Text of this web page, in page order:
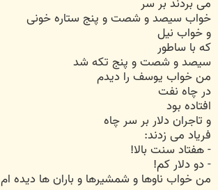
خواب سیصد و شصت و پنج ستاره خونی
و خواب نیل
که با ساطور
سیصد و شصت و پنج تکه شد
من خواب یوسف را دیدم
در چاه نفت
افتاده بود
و تاجران دلار بر سر چاه
فریاد می زدند:
- هفتاد سنت بالا!
- دو دلار کم!
من خواب ناوها و شمشیرها و باران ها دیده ام